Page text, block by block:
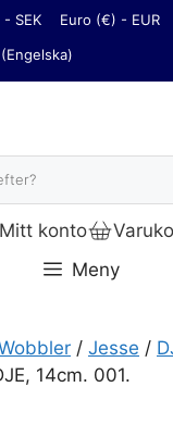
SEK Euro (€) - EUR
(Engelska)
Mitt konto
Meny
/ Jesse /
14cm. 001.